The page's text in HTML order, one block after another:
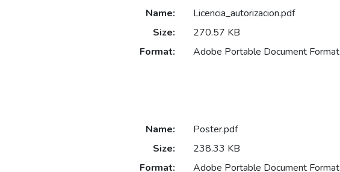
Name:
Licencia_autorizacion.pdf
Size:
270.57 KB
Format:
Adobe Portable Document Format
Name:
Poster.pdf
Size:
238.33 KB
Format:
Adobe Portable Document Format